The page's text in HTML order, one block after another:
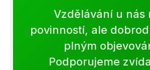
Vzdělávání u nás
povinností, ale
plným
Podporujeme